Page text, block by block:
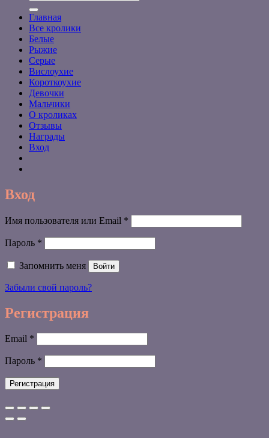
Главная
Все кролики
Белые
Рыжие
Серые
Вислоухие
Короткоухие
Девочки
Мальчики
О кроликах
Отзывы
Награды
Вход
Вход
Имя пользователя или Email *
Пароль *
Запомнить меня Войти
Забыли свой пароль?
Регистрация
Email *
Пароль *
Регистрация